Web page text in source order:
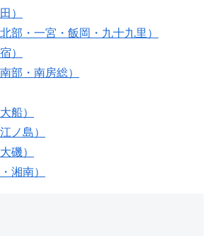
）
部・一宮・飯岡・九十九里）
）
部・南房総）
船）
ノ島）
磯）
湘南）